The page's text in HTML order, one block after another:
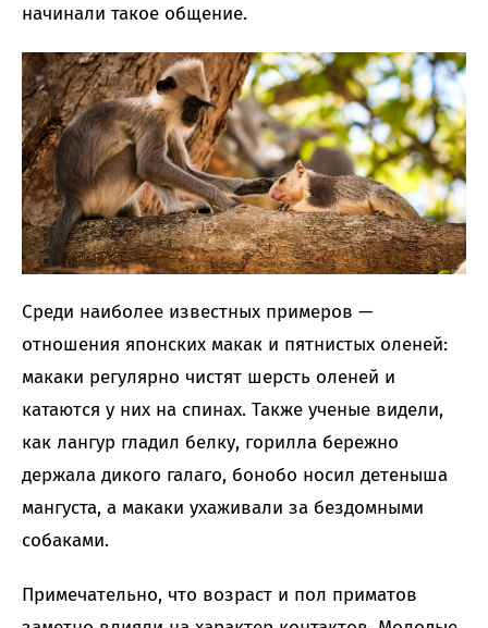
начинали такое общение.
Среди наиболее известных примеров —
отношения японских макак и пятнистых оленей:
макаки регулярно чистят шерсть оленей и
катаются у них на спинах. Также ученые видели,
как лангур гладил белку, горилла бережно
держала дикого галаго, бонобо носил детеныша
мангуста, а макаки ухаживали за бездомными
собаками.
Примечательно, что возраст и пол приматов